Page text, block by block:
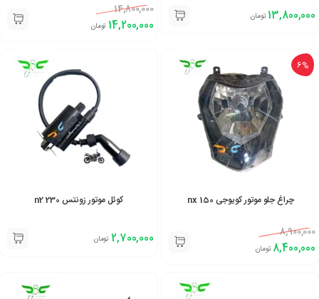
13,800,000 تومان 14,800,000
14,200,000 تومان
6%
چراغ جلو موتور کویوجی 150 nx
8,900,000
8,400,000 تومان
کوئل موتور زونتس 230 n2
2,700,000 تومان